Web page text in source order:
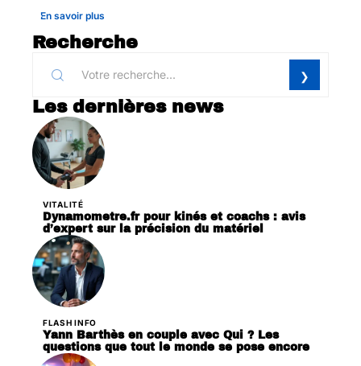
En savoir plus
Recherche
Les dernières news
VITALITÉ
Dynamometre.fr pour kinés et coachs : avis
d’expert sur la précision du matériel
FLASH INFO
Yann Barthès en couple avec Qui ? Les
questions que tout le monde se pose encore